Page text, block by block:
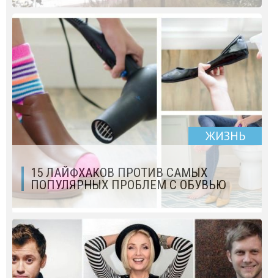
ЖИЗНЬ
15 ЛАЙФХАКОВ ПРОТИВ САМЫХ
ПОПУЛЯРНЫХ ПРОБЛЕМ С ОБУВЬЮ